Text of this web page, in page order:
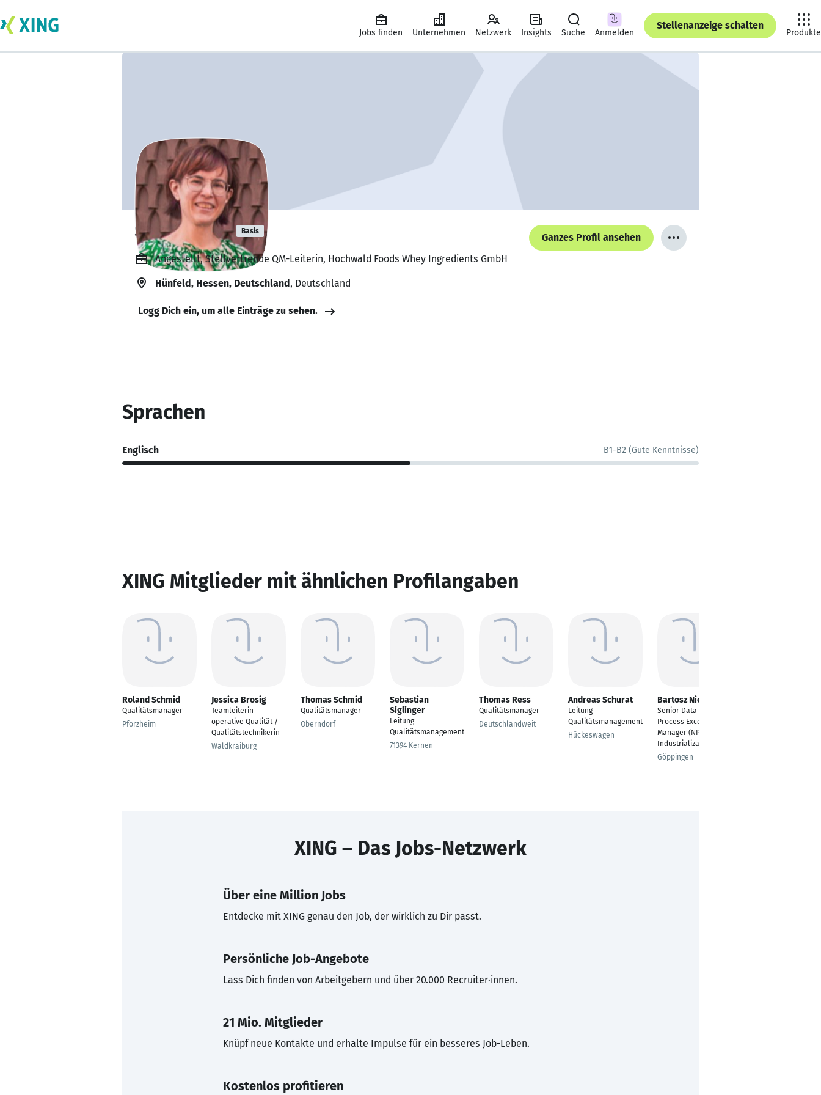
Jobs finden Unternehmen Netzwerk Insights Suche Anmelden
Stellenanzeige schalten
Produkte
Steffi Döring Basis
Ganzes Profil ansehen
Angestellt, Stellvertrende QM-Leiterin, Hochwald Foods Whey Ingredients GmbH
Hünfeld, Hessen, Deutschland, Deutschland
Logg Dich ein, um alle Einträge zu sehen.
Sprachen
Englisch B1-B2 (Gute Kenntnisse)
XING Mitglieder mit ähnlichen Profilangaben
Roland Schmid
Qualitätsmanager
Pforzheim
Jessica Brosig
Teamleiterin
operative Qualität /
Qualitätstechnikerin
Waldkraiburg
Thomas Schmid
Qualitätsmanager
Oberndorf
Sebastian
Siglinger
Leitung
Qualitätsmanagement
71394 Kernen
Thomas Ress
Qualitätsmanager
Deutschlandweit
Andreas Schurat
Leitung
Qualitätsmanagement
Hückeswagen
Bartosz Niedzielski
Senior Data &
Process Excellence
Manager (NPI /
Industrialization)
Göppingen
XING – Das Jobs-Netzwerk
Über eine Million Jobs
Entdecke mit XING genau den Job, der wirklich zu Dir passt.
Persönliche Job-Angebote
Lass Dich finden von Arbeitgebern und über 20.000 Recruiter·innen.
21 Mio. Mitglieder
Knüpf neue Kontakte und erhalte Impulse für ein besseres Job-Leben.
Kostenlos profitieren